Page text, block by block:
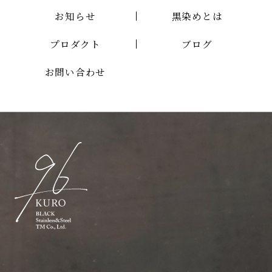
お知らせ 黒染めとは
プロダクト ブログ
お問い合わせ